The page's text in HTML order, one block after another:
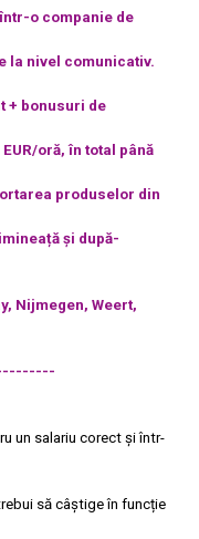
o companie de
la nivel comunicativ.
+ bonusuri de
oră, în total până
produselor din
și după-
Nijmegen, Weert,
un salariu corect și într-
să câștige în funcție